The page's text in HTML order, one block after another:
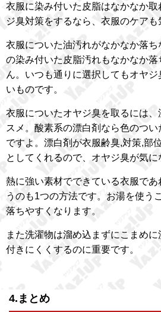
衣服に染み付いた皮脂はなかなか
ジ臭対策をするなら、衣服のケアも
衣服についた油汚れがなかなか落
の染み付いた皮脂汚れもなかなか
ん。いつも通りに選択してもオヤ
いものです。
衣服についたオヤジ臭を取るには
スメ。酸素系の漂白剤なら色のつ
ですよ。漂白剤が衣服齢臭,対策,部
としてくれるので、オヤジ臭が気に
熱に強い素材でできている衣服で
うのも1つの方法です。お湯を使う
落ちやすくなります。
また洗濯物は溜め込まずにこまめ
付きにくくするのに重要です。
4.まとめ